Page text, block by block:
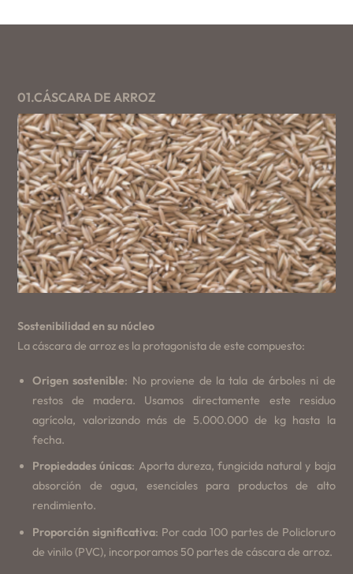
01.CÁSCARA DE ARROZ
Sostenibilidad en su núcleo
La cáscara de arroz es la protagonista de este compuesto:
Origen sostenible: No proviene de la tala de árboles ni de
restos de madera. Usamos directamente este residuo
agrícola, valorizando más de 5.000.000 de kg hasta la
fecha.
Propiedades únicas: Aporta dureza, fungicida natural y baja
absorción de agua, esenciales para productos de alto
rendimiento.
Proporción significativa: Por cada 100 partes de Policloruro
de vinilo (PVC), incorporamos 50 partes de cáscara de arroz.